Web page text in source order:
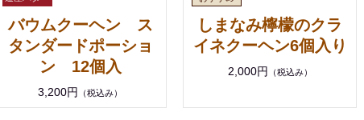
バウムクーヘン ス
タンダードポーショ
ン 12個入
3,200円 （税込み）
しまなみ檸檬のクラ
イネクーヘン6個入り
2,000円 （税込み）